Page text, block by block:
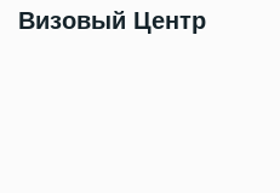
Визовый Центр